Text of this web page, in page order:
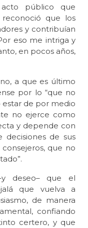
público que
que los
y contribuían
eso me intriga y
en pocos años,
a que es último
por lo “que no
de por medio
no ejerce como
y depende con
de sus
que no
deseo– que el
que vuelva a
de manera
confiando
certero, y que